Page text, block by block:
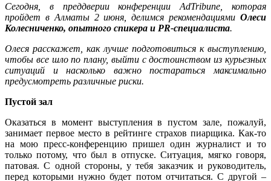
Сегодня, в преддверии конференцииAdTribune , которая
пройдет в Алматы 2 июня, делимся рекомендациями Олеси
Колесниченко, опытного спикера и PR-специалиста.
Олеся расскажет, как лучше подготовиться к выступлению,
чтобы все шло по плану, выйти с достоинством из курьезных
ситуаций и насколько важно постараться максимально
предусмотреть различные риски.
Пустой зал
Оказаться в момент выступления в пустом зале, пожалуй,
занимает первое место в рейтинге страхов пиарщика. Как-то
на мою пресс-конференцию пришел один журналист и то
только потому, что был в отпуске. Ситуация, мягко говоря,
патовая. С одной стороны, у тебя заказчик и руководитель,
перед которыми нужно будет потом отчитаться. С другой –